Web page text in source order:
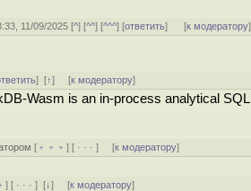
11/09/2025 [^] [^^] [^^^] [ответить] [к модератору]
][↑] [к модератору]
Wasm is an in-process analytical
[ ﹢﹢﹢] [ · · ·] [к модератору]
] [ · · ·][↓] [к модератору]